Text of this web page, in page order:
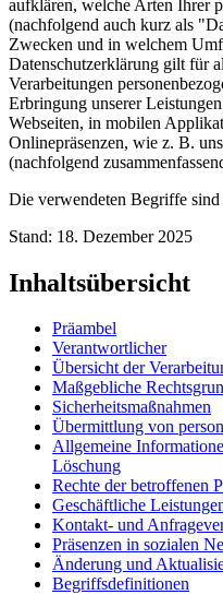
aufklären, welche Arten Ihrer
(nachfolgend auch kurz als
Zwecken und in welchem
Datenschutzerklärung gilt für
Verarbeitungen
Erbringung unserer
Webseiten, in mobilen
Onlinepräsenzen, wie z. B.
(nachfolgend
Die verwendeten Begriffe
Stand: 18. Dezember 2025
Inhaltsübersicht
Präambel
Verantwortlicher
Übersicht der
Maßgebliche
Sicherheitsmaßnahmen
Übermittlung von
Allgemeine
Löschung
Rechte der betroffenen
Geschäftliche
Kontakt- und
Präsenzen in sozialen
Änderung und
Begriffsdefinitionen